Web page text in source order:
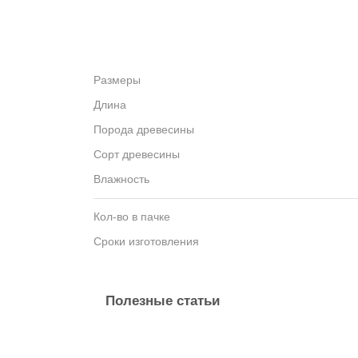
Размеры
Длина
Порода древесины
Сорт древесины
Влажность
Кол-во в пачке
Сроки изготовления
Полезные статьи